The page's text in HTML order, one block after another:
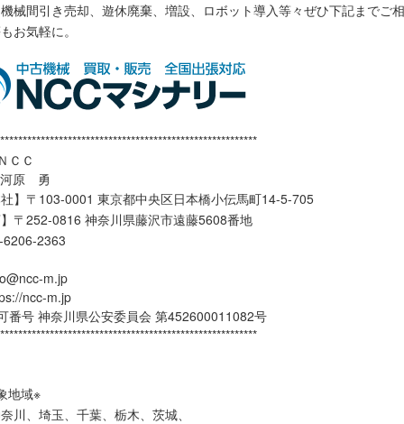
械間引き売却、遊休廃棄、増設、ロボット導入等々ぜひ下記までご相
お気軽に。
ＣＣ
河原 勇
】〒103-0001 東京都中央区日本橋小伝馬町14-5-705
〒252-0816 神奈川県藤沢市遠藤5608番地
2363
m.jp
m.jp
番号 神奈川県公安委員会 第452600011082号
地域※
川、埼玉、千葉、栃木、茨城、